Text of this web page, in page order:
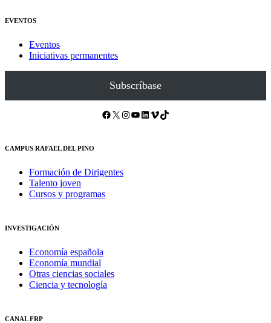
EVENTOS
Eventos
Iniciativas permanentes
Subscríbase
Facebook X Instagram YouTube LinkedIn Vimeo TikTok
CAMPUS RAFAEL DEL PINO
Formación de Dirigentes
Talento joven
Cursos y programas
INVESTIGACIÓN
Economía española
Economía mundial
Otras ciencias sociales
Ciencia y tecnología
CANAL FRP